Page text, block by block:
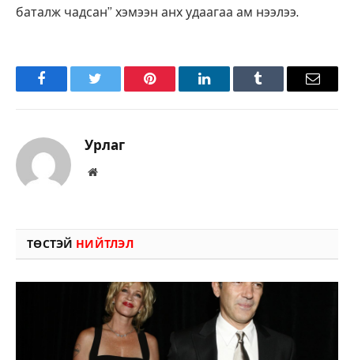
баталж чадсан” хэмээн анх удаагаа ам нээлээ.
FacebookTwitter Pinterest LinkedInTumblr Имэйл
Урлаг
Вэбсайт
ТӨСТЭЙ НИЙТЛЭЛ